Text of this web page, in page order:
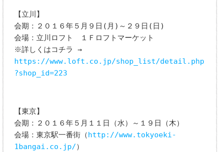
【立川】
会期：２０１６年５月９日(月)～２９日(日)
会場：立川ロフト １Ｆロフトマーケット
※詳しくはコチラ →
https://www.loft.co.jp/shop_list/detail.php
?shop_id=223
【東京】
会期：２０１６年５月１１日（水）～１９日（木）
会場：東京駅一番街（ http://www.tokyoeki-
1bangai.co.jp/）